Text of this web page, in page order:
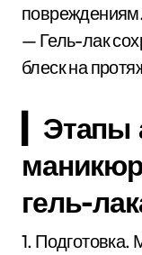
— Гель-лак
блеск на
▎Этапы
гель-
1. Подготовка.